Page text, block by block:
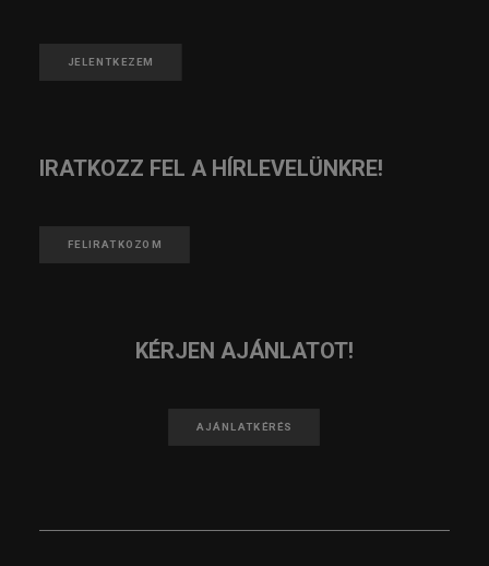
JELENTKEZEM
IRATKOZZ FEL A HÍRLEVELÜNKRE!
FELIRATKOZOM
KÉRJEN AJÁNLATOT!
AJÁNLATKÉRÉS